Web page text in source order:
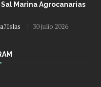
Marina Agrocanarias
30 julio 2026